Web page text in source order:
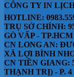
CÔNG TY IN
HOTLINE:
TRỤ SỞ CHÍNH:
GÒ VẤP - TP.HCM
CN LONG AN:
XÃ LỢI BÌNH
CN TIỀN GIANG:
THẠNH TRỊ) - P.